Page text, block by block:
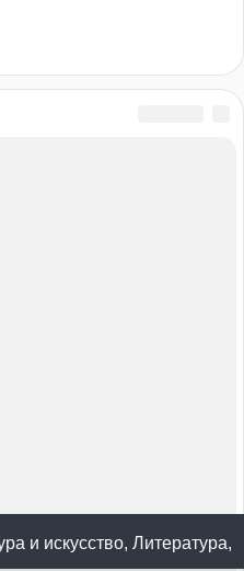
и искусство, Литература,